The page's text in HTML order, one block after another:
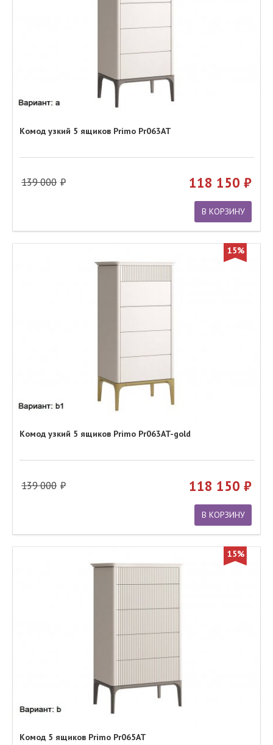
Комод узкий 5 ящиков Primo Pr063AT
139 000 118 150
В КОРЗИНУ
15%
Комод узкий 5 ящиков Primo Pr063AT-gold
139 000 118 150
В КОРЗИНУ
15%
Комод 5 ящиков Primo Pr065AT